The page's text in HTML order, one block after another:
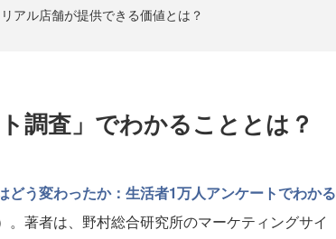
アル店舗が提供できる価値とは？
調査」でわかることとは？
どう変わったか：生活者1万人アンケートでわかる
。著者は、野村総合研究所のマーケティングサイ